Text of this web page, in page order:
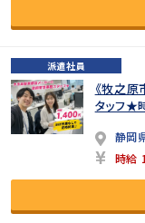
派遣社員
《牧之
タッフ★
静岡
時給